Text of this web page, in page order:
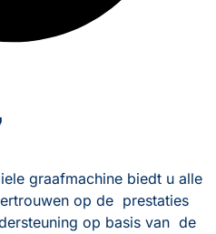
graafmachine biedt u alle
op de  prestaties
op basis van  de